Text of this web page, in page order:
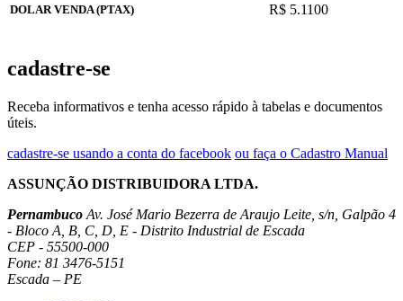
DOLAR VENDA (PTAX) R$ 5.1100
cadastre-se
Receba informativos e tenha acesso rápido à tabelas e documentos
úteis.
cadastre-se usando a conta do facebook ou faça o Cadastro Manual
ASSUNÇÃO DISTRIBUIDORA LTDA.
Pernambuco Av. José Mario Bezerra de Araujo Leite, s/n, Galpão 4
- Bloco A, B, C, D, E - Distrito Industrial de Escada
CEP - 55500-000
Fone: 81 3476-5151
Escada – PE